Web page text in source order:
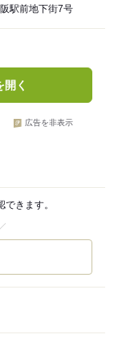
駅前地下街7号
く
広告を非表示
きます。